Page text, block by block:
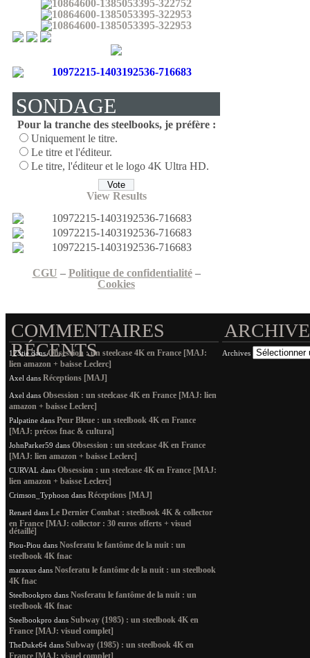
SONDAGE
Pour la tranche des steelbooks, je préfère :
Uniquement le titre.
Le titre et l'éditeur.
Le titre, l'éditeur et le logo 4K Ultra HD.
View Results
CGU – Politique de confidentialité–
Cookies
COMMENTAIRES
RÉCENTS
123tiedansObsession : un steelcase 4K en France [MAJ:
lien amazon + baisse Leclerc]
Axel dans Réceptions [MAJ]
Axel dans Obsession : un steelcase 4K en France [MAJ: lien
amazon + baisse Leclerc]
Palpatine dans Peur Bleue : un steelbook 4K en France
[MAJ: précos fnac & cultura]
JohnParker59 dans Obsession : un steelcase 4K en France
[MAJ: lien amazon + baisse Leclerc]
CURVAL dans Obsession : un steelcase 4K en France [MAJ:
lien amazon + baisse Leclerc]
Crimson_Typhoon dans Réceptions [MAJ]
Renard dans Le Dernier Combat : steelbook 4K & collector
en France [MAJ: collector : 30 euros offerts + visuel
détaillé]
Piou-Piou dans Nosferatu le fantôme de la nuit : un
steelbook 4K fnac
maraxus dans Nosferatu le fantôme de la nuit : un steelbook
4K fnac
Steelbookpro dans Nosferatu le fantôme de la nuit : un
steelbook 4K fnac
Steelbookpro dans Subway (1985) : un steelbook 4K en
France [MAJ: visuel complet]
TheDuke64 dans Subway (1985) : un steelbook 4K en
France [MAJ: visuel complet]
Archives